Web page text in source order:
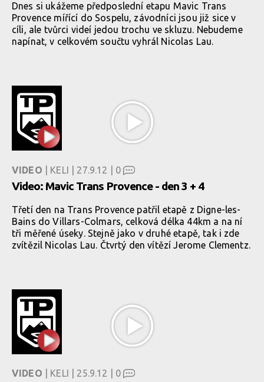
Dnes si ukážeme předposlední etapu Mavic Trans
Provence mířící do Sospelu, závodníci jsou již sice v
cíli, ale tvůrci videí jedou trochu ve skluzu. Nebudeme
napínat, v celkovém součtu vyhrál Nicolas Lau.
VIDEO | KELI | 27.9.12 | 0
Video: Mavic Trans Provence - den 3 + 4
Třetí den na Trans Provence patřil etapě z Digne-les-
Bains do Villars-Colmars, celková délka 44km a na ní
tři měřené úseky. Stejně jako v druhé etapě, tak i zde
zvítězil Nicolas Lau. Čtvrtý den vítězí Jerome Clementz.
VIDEO | KELI | 25.9.12 | 0